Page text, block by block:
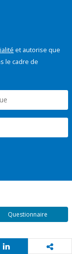
et autorise que
le cadre de
Questionnaire